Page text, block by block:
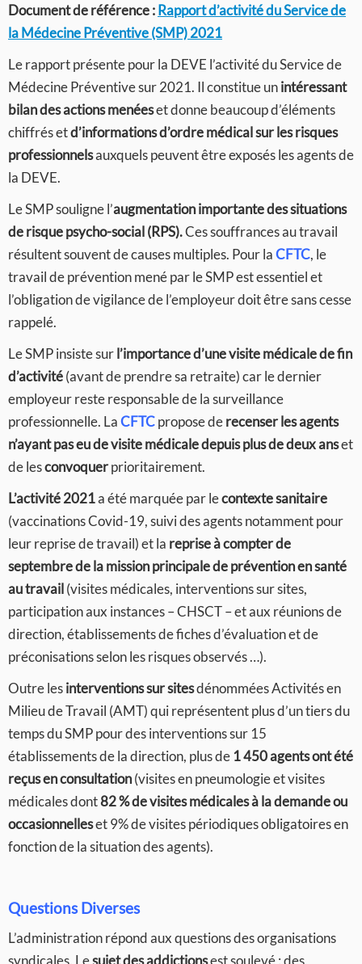
Document de référence :Rapport d’activité du Service de
la Médecine Préventive (SMP) 2021
Le rapport présente pour la DEVE l’activité du Service de
Médecine Préventive sur 2021. Il constitue unintéressant
bilan des actions menéeset donne beaucoup d’éléments
chiffrés etd’informations d’ordre médical sur les risques
professionnelsauxquels peuvent être exposés les agents de
la DEVE.
Le SMP souligne l’augmentation importante des situations
de risque psycho-social (RPS).Ces souffrances au travail
résultent souvent de causes multiples. Pour laCFTC, le
travail de prévention mené par le SMP est essentiel et
l’obligation de vigilance de l’employeur doit être sans cesse
rappelé.
Le SMP insiste surl’importance d’une visite médicale de fin
d’activité(avant de prendre sa retraite) car le dernier
employeur reste responsable de la surveillance
professionnelle. LaCFTCpropose derecenser les agents
n’ayant pas eu de visite médicale depuis plus de deux anset
de lesconvoquerprioritairement.
L’activité 2021a été marquée par lecontexte sanitaire
(vaccinations Covid-19, suivi des agents notamment pour
leur reprise de travail) et la reprise à compter de
septembre de la mission principale de prévention en santé
au travail(visites médicales, interventions sur sites,
participation aux instances – CHSCT – et aux réunions de
direction, établissements de fiches d’évaluation et de
préconisations selon les risques observés …).
Outre lesinterventions sur sitesdénommées Activités en
Milieu de Travail (AMT) qui représentent plus d’un tiers du
temps du SMP pour des interventions sur 15
établissements de la direction, plus de 1 450 agents ont été
reçus en consultation(visites en pneumologie et visites
médicales dont82 % de visites médicales à la demande ou
occasionnelleset 9% de visites périodiques obligatoires en
fonction de la situation des agents).
Questions Diverses
L’administration répond aux questions des organisations
syndicales. Lesujet des addictionsest soulevé : des